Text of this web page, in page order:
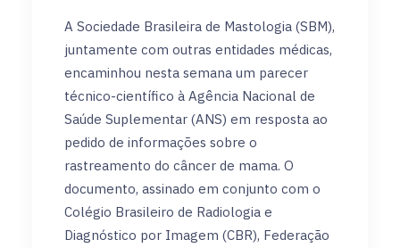
A Sociedade Brasileira de Mastologia (SBM),
juntamente com outras entidades médicas,
encaminhou nesta semana um parecer
técnico-científico à Agência Nacional de
Saúde Suplementar (ANS) em resposta ao
pedido de informações sobre o
rastreamento do câncer de mama. O
documento, assinado em conjunto com o
Colégio Brasileiro de Radiologia e
Diagnóstico por Imagem (CBR), Federação